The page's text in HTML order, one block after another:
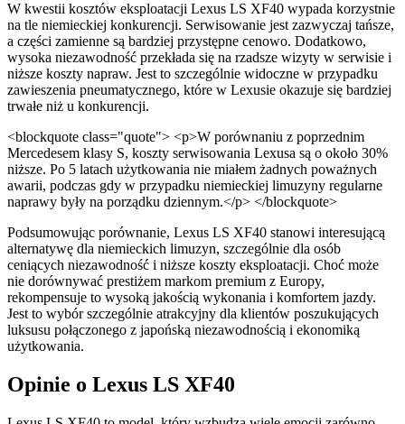
W kwestii kosztów eksploatacji Lexus LS XF40 wypada korzystnie
na tle niemieckiej konkurencji. Serwisowanie jest zazwyczaj tańsze,
a części zamienne są bardziej przystępne cenowo. Dodatkowo,
wysoka niezawodność przekłada się na rzadsze wizyty w serwisie i
niższe koszty napraw. Jest to szczególnie widoczne w przypadku
zawieszenia pneumatycznego, które w Lexusie okazuje się bardziej
trwałe niż u konkurencji.
<blockquote class="quote"> <p>W porównaniu z poprzednim
Mercedesem klasy S, koszty serwisowania Lexusa są o około 30%
niższe. Po 5 latach użytkowania nie miałem żadnych poważnych
awarii, podczas gdy w przypadku niemieckiej limuzyny regularne
naprawy były na porządku dziennym.</p> </blockquote>
Podsumowując porównanie, Lexus LS XF40 stanowi interesującą
alternatywę dla niemieckich limuzyn, szczególnie dla osób
ceniących niezawodność i niższe koszty eksploatacji. Choć może
nie dorównywać prestiżem markom premium z Europy,
rekompensuje to wysoką jakością wykonania i komfortem jazdy.
Jest to wybór szczególnie atrakcyjny dla klientów poszukujących
luksusu połączonego z japońską niezawodnością i ekonomiką
użytkowania.
Opinie o Lexus LS XF40